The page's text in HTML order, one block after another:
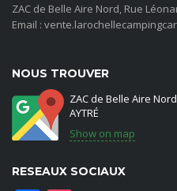
ZAC de Belle Aire Nord, Rue
Email :
NOUS TROUVER
ZAC de Belle Aire
AYTRÉ
Show on map
RESEAUX SOCIAUX